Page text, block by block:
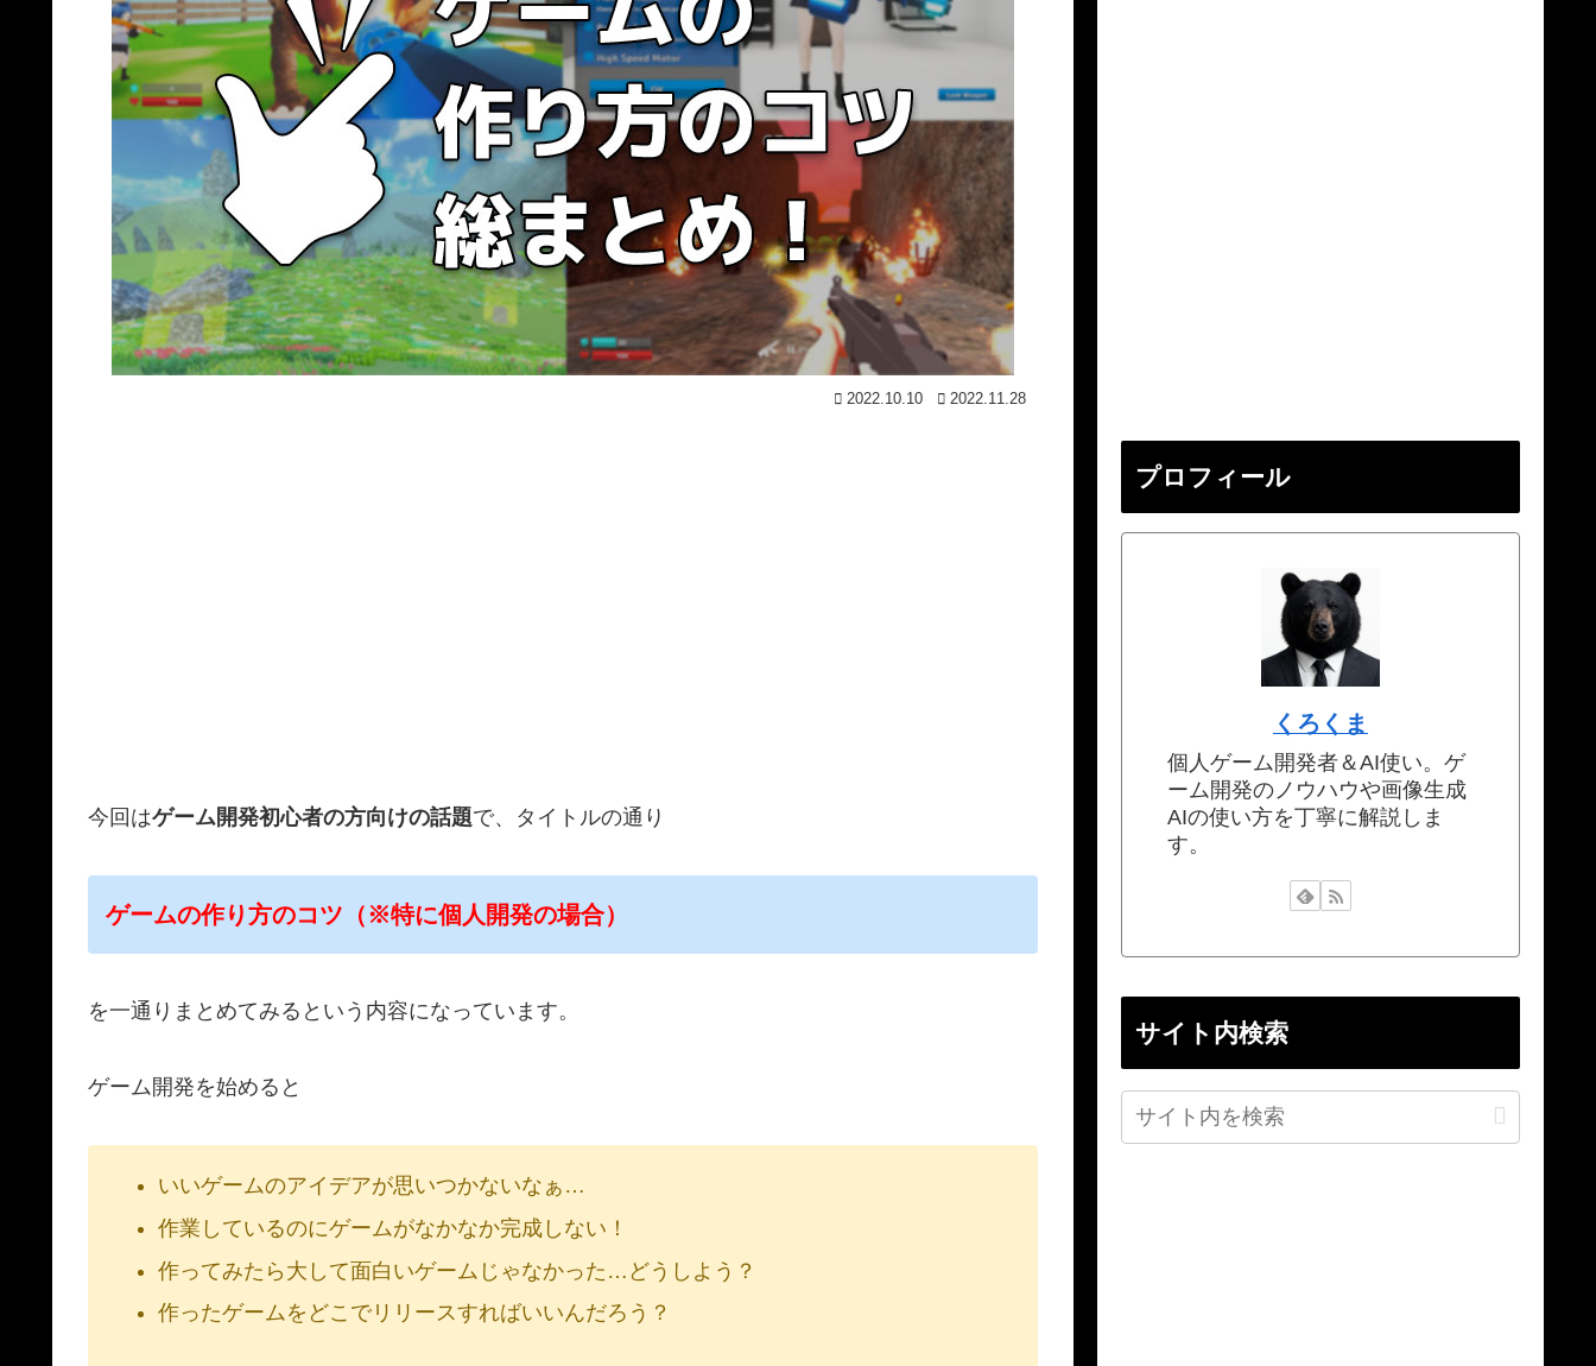
2022.10.10 2022.11.28
今回はゲーム開発初心者の方向けの話題で、タイトルの通り
ゲームの作り方のコツ（※特に個人開発の場合）
を一通りまとめてみるという内容になっています。
ゲーム開発を始めると
いいゲームのアイデアが思いつかないなぁ…
作業しているのにゲームがなかなか完成しない！
作ってみたら大して面白いゲームじゃなかった…どうしよう？
作ったゲームをどこでリリースすればいいんだろう？
プロフィール
くろくま
個人ゲーム開発者＆AI使い。ゲ
ーム開発のノウハウや画像生成
AIの使い方を丁寧に解説しま
す。
サイト内検索